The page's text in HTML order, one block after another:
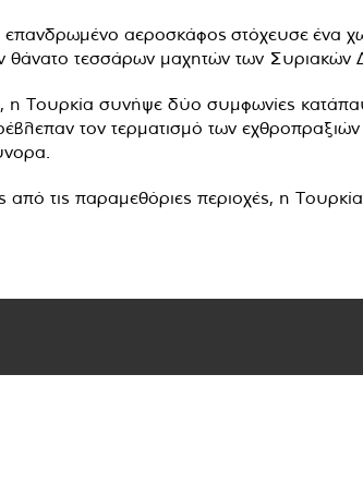
επανδρωμένο αεροσκάφος στόχευσε ένα
τεσσάρων μαχητών των Συριακών
η Τουρκία συνήψε δύο συμφωνίες
τον τερματισμό των
τις παραμεθόριες περιοχές, η Τουρκία